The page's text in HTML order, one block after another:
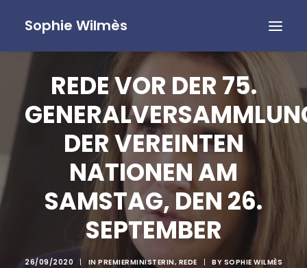
Sophie Wilmès
REDE VOR DER 75.
DER VEREINTEN
NATIONEN AM
SAMSTAG, DEN 26.
SEPTEMBER
26/09/2020 | IN PREMIERMINISTERIN, REDE | BY SOPHIE WILMÈS